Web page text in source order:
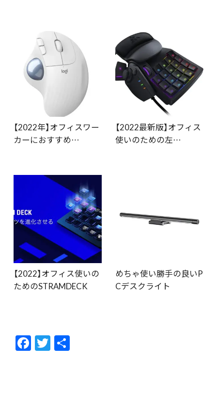
【2022年】オフィスワー
カーにおすすめ…
【2022最新版】オフィス
使いのための左…
【2022】オフィス使いの
ためのSTRAMDECK
めちゃ使い勝手の良いP
Cデスクライト
F
ac
T
w